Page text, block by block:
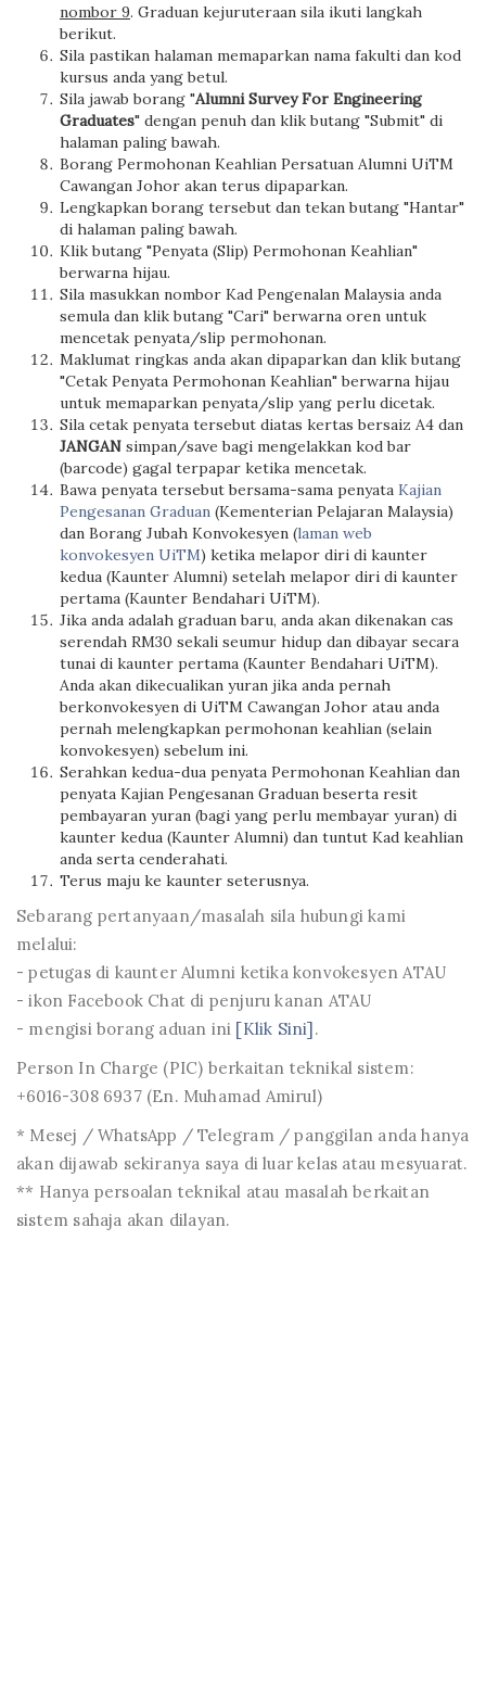
nombor 9. Graduan kejuruteraan sila ikuti langkah
berikut.
Sila pastikan halaman memaparkan nama fakulti dan kod
kursus anda yang betul.
Sila jawab borang "Alumni Survey For Engineering
Graduates" dengan penuh dan klik butang "Submit" di
halaman paling bawah.
Borang Permohonan Keahlian Persatuan Alumni UiTM
Cawangan Johor akan terus dipaparkan.
Lengkapkan borang tersebut dan tekan butang "Hantar"
di halaman paling bawah.
Klik butang "Penyata (Slip) Permohonan Keahlian"
berwarna hijau.
Sila masukkan nombor Kad Pengenalan Malaysia anda
semula dan klik butang "Cari" berwarna oren untuk
mencetak penyata/slip permohonan.
Maklumat ringkas anda akan dipaparkan dan klik butang
"Cetak Penyata Permohonan Keahlian" berwarna hijau
untuk memaparkan penyata/slip yang perlu dicetak.
Sila cetak penyata tersebut diatas kertas bersaiz A4 dan
JANGAN simpan/save bagi mengelakkan kod bar
(barcode) gagal terpapar ketika mencetak.
Bawa penyata tersebut bersama-sama penyata Kajian
Pengesanan Graduan (Kementerian Pelajaran Malaysia)
dan Borang Jubah Konvokesyen (laman web
konvokesyen UiTM) ketika melapor diri di kaunter
kedua (Kaunter Alumni) setelah melapor diri di kaunter
pertama (Kaunter Bendahari UiTM).
Jika anda adalah graduan baru, anda akan dikenakan cas
serendah RM30 sekali seumur hidup dan dibayar secara
tunai di kaunter pertama (Kaunter Bendahari UiTM).
Anda akan dikecualikan yuran jika anda pernah
berkonvokesyen di UiTM Cawangan Johor atau anda
pernah melengkapkan permohonan keahlian (selain
konvokesyen) sebelum ini.
Serahkan kedua-dua penyata Permohonan Keahlian dan
penyata Kajian Pengesanan Graduan beserta resit
pembayaran yuran (bagi yang perlu membayar yuran) di
kaunter kedua (Kaunter Alumni) dan tuntut Kad keahlian
anda serta cenderahati.
Terus maju ke kaunter seterusnya.
Sebarang pertanyaan/masalah sila hubungi kami
melalui:
- petugas di kaunter Alumni ketika konvokesyen ATAU
- ikon Facebook Chat di penjuru kanan ATAU
- mengisi borang aduan ini [Klik Sini].
Person In Charge (PIC) berkaitan teknikal sistem:
+6016-308 6937 (En. Muhamad Amirul)
* Mesej / WhatsApp / Telegram / panggilan anda hanya
akan dijawab sekiranya saya di luar kelas atau mesyuarat.
** Hanya persoalan teknikal atau masalah berkaitan
sistem sahaja akan dilayan.